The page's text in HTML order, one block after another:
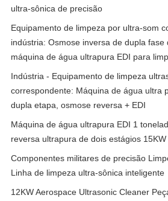
ultra-sônica de precisão
Equipamento de limpeza por ultra-som
indústria: Osmose inversa de dupla fase
máquina de água ultrapura EDI para
Indústria - Equipamento de limpeza
correspondente: Máquina de água ultra
dupla etapa, osmose reversa + EDI
Máquina de água ultrapura EDI 1
reversa ultrapura de dois estágios 15KW
Componentes militares de precisão
Linha de limpeza ultra-sônica inteligente
12KW Aerospace Ultrasonic Cleaner